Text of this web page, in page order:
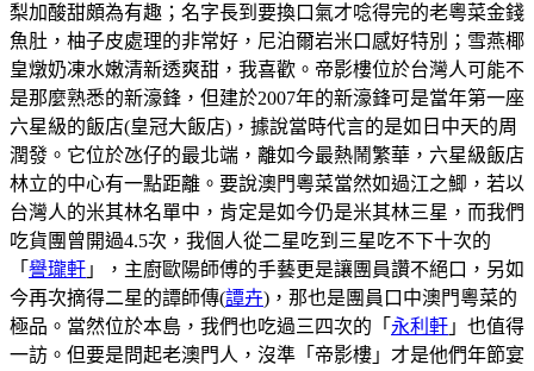
梨加酸甜頗為有趣；名字長到要換口氣才唸得完的老粵菜金錢
魚肚，柚子皮處理的非常好，尼泊爾岩米口感好特別；雪燕椰
皇燉奶凍水嫩清新透爽甜，我喜歡。帝影樓位於台灣人可能不
是那麼熟悉的新濠鋒，但建於2007年的新濠鋒可是當年第一座
六星級的飯店(皇冠大飯店)，據說當時代言的是如日中天的周
潤發。它位於氹仔的最北端，離如今最熱鬧繁華，六星級飯店
林立的中心有一點距離。要說澳門粵菜當然如過江之鯽，若以
台灣人的米其林名單中，肯定是如今仍是米其林三星，而我們
吃貨團曾開過4.5次，我個人從二星吃到三星吃不下十次的
「 譽瓏軒 」，主廚歐陽師傅的手藝更是讓團員讚不絕口，另如
今再次摘得二星的譚師傳(譚卉)，那也是團員口中澳門粵菜的
極品。當然位於本島，我們也吃過三四次的「 永利軒 」也值得
一訪。但要是問起老澳門人，沒準「帝影樓」才是他們年節宴